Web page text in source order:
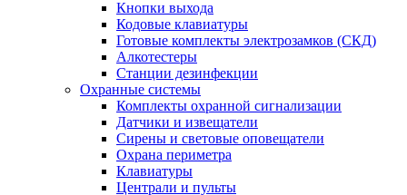
Кнопки выхода
Кодовые клавиатуры
Готовые комплекты электрозамков (СКД)
Алкотестеры
Станции дезинфекции
Охранные системы
Комплекты охранной сигнализации
Датчики и извещатели
Сирены и световые оповещатели
Охрана периметра
Клавиатуры
Централи и пульты